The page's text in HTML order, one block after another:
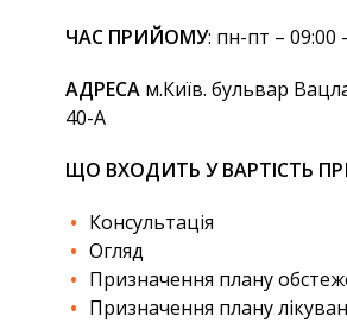
ЧАС ПРИЙОМУ: пн-пт – 09:00
АДРЕСА м.Київ. бульвар
40-А
ЩО ВХОДИТЬ У ВАРТІСТЬ
Консультація
Огляд
Призначення плану
Призначення плану